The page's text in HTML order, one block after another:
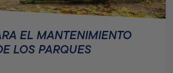
EL MANTENIMIENTO
LOS PARQUES